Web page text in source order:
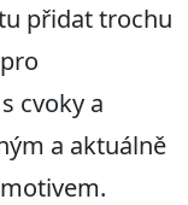
přidat trochu
cvoky a
a aktuálně
.